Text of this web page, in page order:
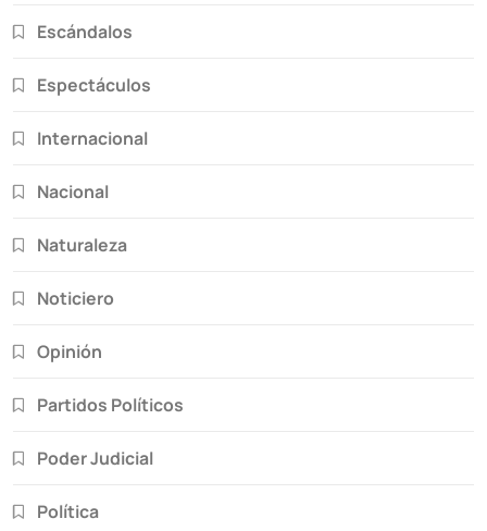
Escándalos
Espectáculos
Internacional
Nacional
Naturaleza
Noticiero
Opinión
Partidos Políticos
Poder Judicial
Política